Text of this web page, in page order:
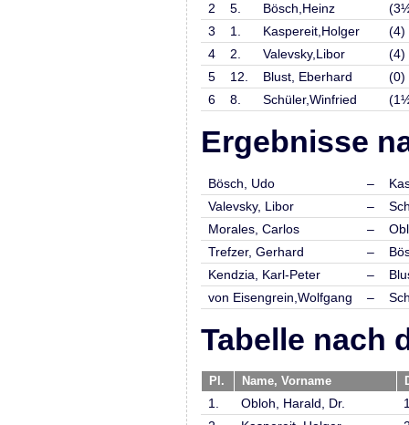
2
5. Bösch,Heinz
3
1. Kaspereit,Holger
(4)
4
2. Valevsky,Libor
(4)
5
12. Blust, Eberhard
(0)
6
8. Schüler,Winfried
Ergebnisse
Bösch, Udo –
Valevsky, Libor
–
Morales, Carlos
–
Trefzer, Gerhard
–
Kendzia, Karl-Peter
–
von Eisengrein,Wolfgang
–
Tabelle nach
Pl. Name, Vorname
1. Obloh, Harald, Dr.